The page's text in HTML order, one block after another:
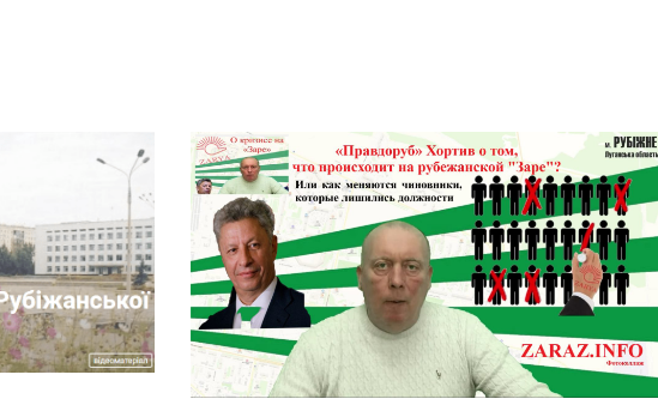
часов
восстановили
в
должности
и
лишили
полномочий
(Видео)